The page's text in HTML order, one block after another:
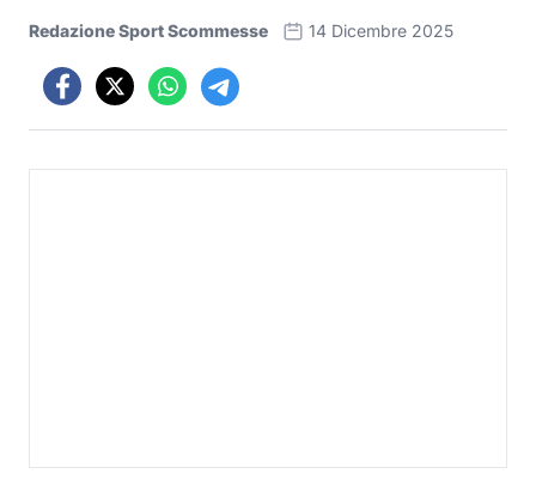
Redazione Sport Scommesse 14 Dicembre 2025